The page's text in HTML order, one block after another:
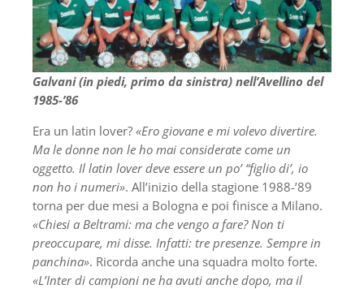
Galvani (in piedi, primo da sinistra) nell’Avellino del
1985-’86
Era un latin lover? «Ero giovane e mi volevo divertire.
Ma le donne non le ho mai considerate come un
oggetto. Il latin lover deve essere un po’ “figlio di’, io
non ho i numeri». All’inizio della stagione 1988-’89
torna per due mesi a Bologna e poi finisce a Milano.
«Chiesi a Beltrami: ma che vengo a fare? Non ti
preoccupare, mi disse. Infatti: tre presenze. Sempre in
panchina». Ricorda anche una squadra molto forte.
«L’Inter di campioni ne ha avuti anche dopo, ma il